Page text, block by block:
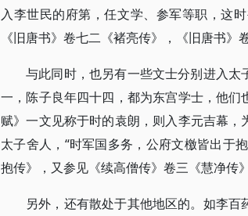
入李世民的府第，任文学、参军等职，这
《旧唐书》卷七二《褚亮传》，《旧唐书
与此同时，也另有一些文士分别进入
一，陈子良年四十四，都为东宫学士，他
赋》一文见称于时的袁朗，则入李元吉幕
太子舍人，“时军国多务，公府文檄皆出
抱传》，又参见《续高僧传》卷三《慧净传》
另外，还有散处于其他地区的。如李